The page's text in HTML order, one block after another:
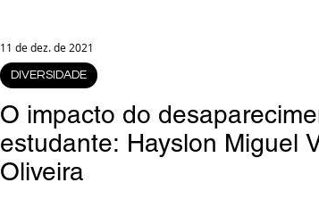
O impacto do
estudante: Hayslon Miguel
Oliveira
DIVERSIDADE
11 de dez. de 2021